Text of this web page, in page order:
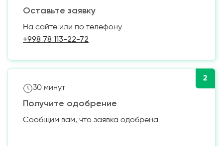
Оставьте заявку
На сайте или по телефону
+998 78 113-22-72
2
30 минут
Получите одобрение
Сообщим вам, что заявка одобрена